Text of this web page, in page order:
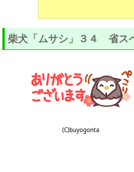
柴犬「ムサシ」３４ 省ス
(C)buyogonta